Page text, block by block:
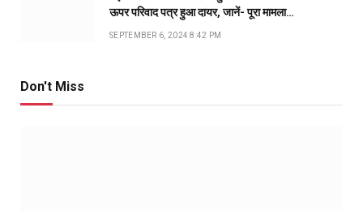
ऊपर परिवाद पत्र हुआ दायर, जानें- पूरा मामला…
SEPTEMBER 6, 2024 8:42 PM
Don't Miss